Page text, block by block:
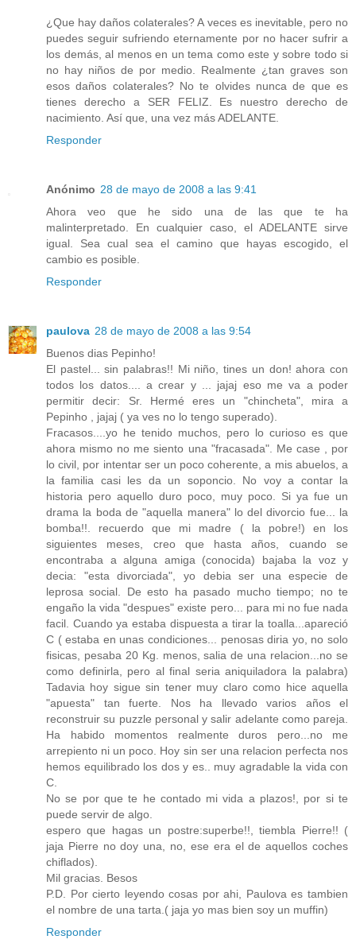
¿Que hay daños colaterales? A veces es inevitable, pero no
puedes seguir sufriendo eternamente por no hacer sufrir a
los demás, al menos en un tema como este y sobre todo si
no hay niños de por medio. Realmente ¿tan graves son
esos daños colaterales? No te olvides nunca de que es
tienes derecho a SER FELIZ. Es nuestro derecho de
nacimiento. Así que, una vez más ADELANTE.
Responder
Anónimo 28 de mayo de 2008 a las 9:41
Ahora veo que he sido una de las que te ha
malinterpretado. En cualquier caso, el ADELANTE sirve
igual. Sea cual sea el camino que hayas escogido, el
cambio es posible.
Responder
paulova 28 de mayo de 2008 a las 9:54
Buenos dias Pepinho!
El pastel... sin palabras!! Mi niño, tines un don! ahora con
todos los datos.... a crear y ... jajaj eso me va a poder
permitir decir: Sr. Hermé eres un "chincheta", mira a
Pepinho , jajaj ( ya ves no lo tengo superado).
Fracasos....yo he tenido muchos, pero lo curioso es que
ahora mismo no me siento una "fracasada". Me case , por
lo civil, por intentar ser un poco coherente, a mis abuelos, a
la familia casi les da un soponcio. No voy a contar la
historia pero aquello duro poco, muy poco. Si ya fue un
drama la boda de "aquella manera" lo del divorcio fue... la
bomba!!. recuerdo que mi madre ( la pobre!) en los
siguientes meses, creo que hasta años, cuando se
encontraba a alguna amiga (conocida) bajaba la voz y
decia: "esta divorciada", yo debia ser una especie de
leprosa social. De esto ha pasado mucho tiempo; no te
engaño la vida "despues" existe pero... para mi no fue nada
facil. Cuando ya estaba dispuesta a tirar la toalla...apareció
C ( estaba en unas condiciones... penosas diria yo, no solo
fisicas, pesaba 20 Kg. menos, salia de una relacion...no se
como definirla, pero al final seria aniquiladora la palabra)
Tadavia hoy sigue sin tener muy claro como hice aquella
"apuesta" tan fuerte. Nos ha llevado varios años el
reconstruir su puzzle personal y salir adelante como pareja.
Ha habido momentos realmente duros pero...no me
arrepiento ni un poco. Hoy sin ser una relacion perfecta nos
hemos equilibrado los dos y es.. muy agradable la vida con
C.
No se por que te he contado mi vida a plazos!, por si te
puede servir de algo.
espero que hagas un postre:superbe!!, tiembla Pierre!! (
jaja Pierre no doy una, no, ese era el de aquellos coches
chiflados).
Mil gracias. Besos
P.D. Por cierto leyendo cosas por ahi, Paulova es tambien
el nombre de una tarta.( jaja yo mas bien soy un muffin)
Responder